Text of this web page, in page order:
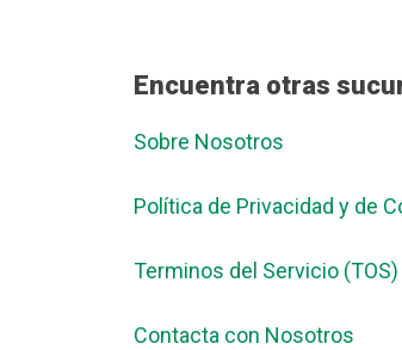
Encuentra otras
Sobre Nosotros
Política de Privacidad y de
Terminos del Servicio (TOS)
Contacta con Nosotros